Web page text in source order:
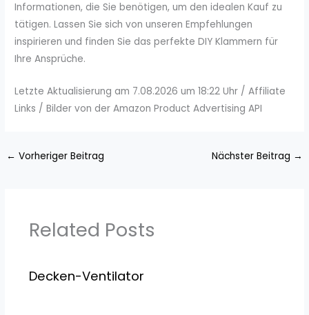
Informationen, die Sie benötigen, um den idealen Kauf zu
tätigen. Lassen Sie sich von unseren Empfehlungen
inspirieren und finden Sie das perfekte DIY Klammern für
Ihre Ansprüche.
Letzte Aktualisierung am 7.08.2026 um 18:22 Uhr / Affiliate
Links / Bilder von der Amazon Product Advertising API
← Vorheriger Beitrag Nächster Beitrag →
Related Posts
Decken-Ventilator